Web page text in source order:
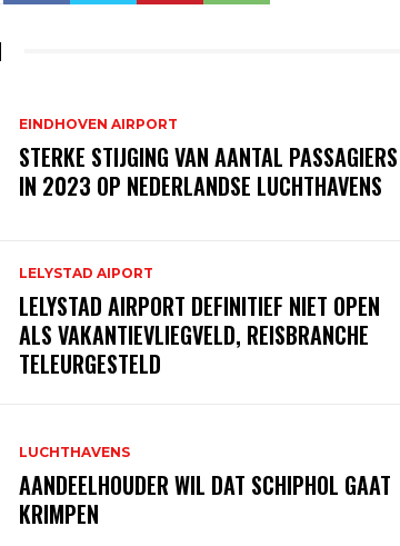
EINDHOVEN AIRPORT
STERKE STIJGING VAN AANTAL PASSAGIERS
IN 2023 OP NEDERLANDSE LUCHTHAVENS
LELYSTAD AIPORT
LELYSTAD AIRPORT DEFINITIEF NIET OPEN
ALS VAKANTIEVLIEGVELD, REISBRANCHE
TELEURGESTELD
LUCHTHAVENS
AANDEELHOUDER WIL DAT SCHIPHOL GAAT
KRIMPEN